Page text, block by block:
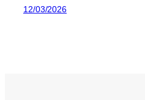
12/03/2026